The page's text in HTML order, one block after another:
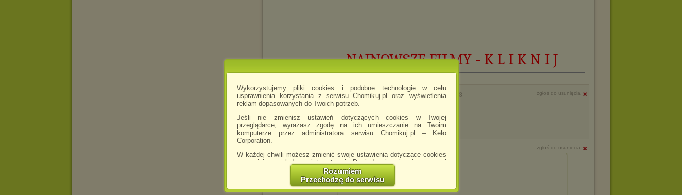
Wykorzystujemy pliki cookies i podobne technologie w celu
usprawnienia korzystania z serwisu Chomikuj.pl oraz wyświetlenia
reklam dopasowanych do Twoich potrzeb.
Jeśli nie zmienisz ustawień dotyczących cookies w Twojej
przeglądarce, wyrażasz zgodę na ich umieszczanie na Twoim
komputerze przez administratora serwisu Chomikuj.pl – Kelo
Corporation.
W każdej chwili możesz zmienić swoje ustawienia dotyczące cookies
w swojej przeglądarce internetowej. Dowiedz się więcej w naszej
http://chomikuj.pl/PolitykaPrywatnosci.aspx
Jednocześnie informujemy że zmiana ustawień przeglądarki może
spowodować ograniczenie korzystania ze strony Chomikuj.pl.
Rozumiem
Przechodzę do serwisu
NAJNOWSZE FILMY - K L I K N I J
magicznyzaulekXXX napisano 1.09.2017 22:48 zgłoś do usunięcia
zapraszam
zgłoś do usunięcia